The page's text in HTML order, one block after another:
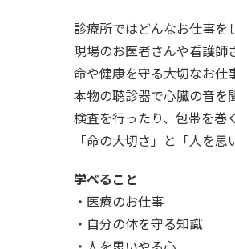
診療所ではどんなお仕事を
現場のお医者さんや看護師
命や健康を守る大切なお仕
本物の聴診器で心臓の音を
検査を行ったり、包帯を巻
「命の大切さ」と「人を思
学べること
・医療のお仕事
・自分の体を守る知識